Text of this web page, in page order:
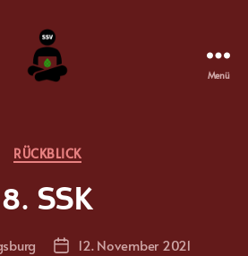
Menü
Kategorien
RÜCKBLICK
8. SSK
Beitragsdatum
12. November 2021